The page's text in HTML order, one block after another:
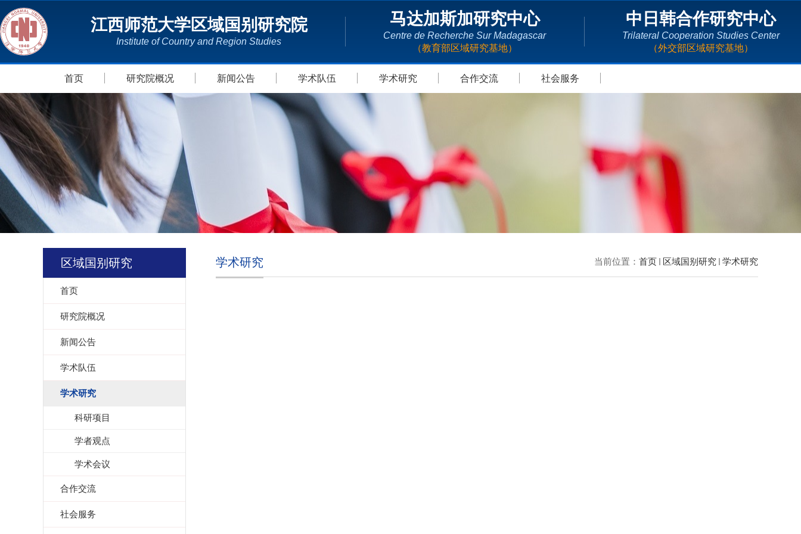
江西师范大学区域国别研究院
Institute of Country and Region Studies
马达加斯加研究中心
Centre de Recherche Sur Madagascar
（教育部区域研究基地）
中日韩合作研究中心
Trilateral Cooperation Studies Center
（外交部区域研究基地）
首页 研究院概况 新闻公告 学术队伍 学术研究 合作交流 社会服务
区域国别研究
首页
研究院概况
新闻公告
学术队伍
学术研究
科研项目
学者观点
学术会议
合作交流
社会服务
当前位置： 首页 区域国别研究 学术研究
学术研究